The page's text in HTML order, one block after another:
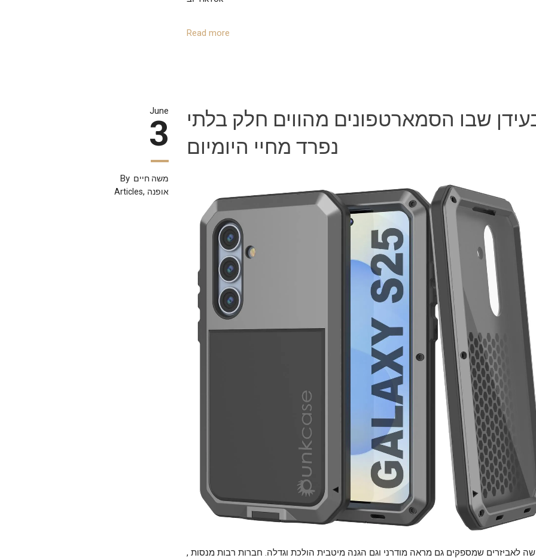
Read more
June
3
By משה חיים
Articles, אופנה
שבו הסמארטפונים מהווים חלק בלתי
נפרד מחיי היומיום
, הדרישה לאביזרים שמספקים גם מראה מודרני וגם הגנה מיטבית הולכת וגדלה. חברות רבות מנסות